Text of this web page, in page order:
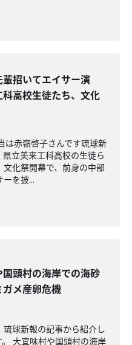
招いてエイサー演
高校生徒たち、文化
は赤嶺啓子さんです琉球新
立美来工科高校の生徒ら
化祭開幕で、前身の中部
を披...
国頭村の海岸での海砂
メ産卵危機
球新報の記事から紹介し
大宜味村や国頭村の海岸